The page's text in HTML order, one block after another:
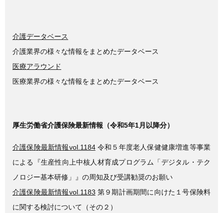
介護データベース
介護業界の様々な情報をまとめたデータベース
医療アラウンド
医療業界の様々な情報をまとめたデータベース
厚生労働省介護保険最新情報（令和5年1月以降分）
介護保険最新情報vol.1184令和５年度老人保健健康増進等事業
による『生産性向上中核人材育成プログラム「デジタル・テク
ノロジー基本研修」』の周知及び受講勧奨のお願い
介護保険最新情報vol.1183 第９期計画期間に向けた１号保険料
に関する検討について（その２）